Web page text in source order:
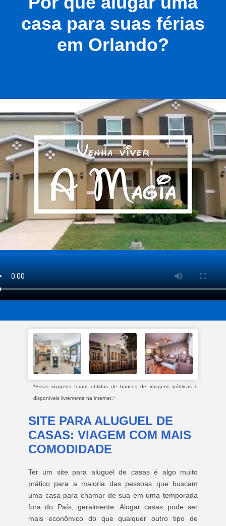
casa para suas férias
em Orlando?
*Estas imagens foram obtidas de bancos de imagens públicas e
disponíveis livremente na internet.*
SITE PARA ALUGUEL DE
CASAS: VIAGEM COM MAIS
COMODIDADE
Ter um site para aluguel de casas é algo muito
prático para a maioria das pessoas que buscam
uma casa para chamar de sua em uma temporada
fora do País, geralmente. Alugar casas pode ser
mais econômico do que qualquer outro tipo de